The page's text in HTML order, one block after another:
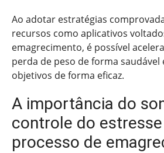
Ao adotar estratégias
recursos como aplicativos
emagrecimento, é possível
perda de peso de forma saudável
objetivos de forma eficaz.
A importância do
controle do
processo de